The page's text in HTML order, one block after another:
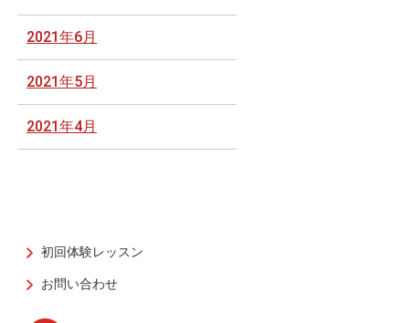
2021年6月
2021年5月
2021年4月
初回体験レッスン
お問い合わせ